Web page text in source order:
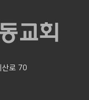
산로 70